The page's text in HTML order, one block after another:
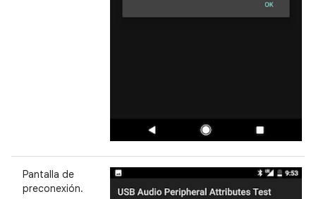
Pantalla de
preconexión.